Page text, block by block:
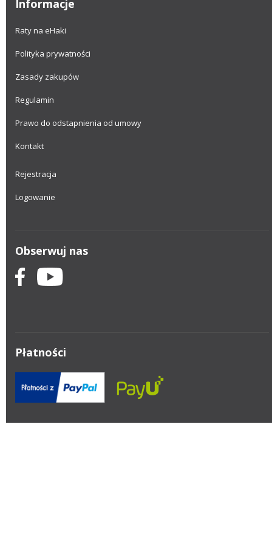
Informacje
Raty na eHaki
Polityka prywatności
Zasady zakupów
Regulamin
Prawo do odstapnienia od umowy
Kontakt
Rejestracja
Logowanie
Obserwuj nas
Płatności